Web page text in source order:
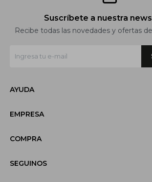
Suscríbete a nuestra
Recibe todas las novedades y ofertas
AYUDA
EMPRESA
COMPRA
SEGUINOS